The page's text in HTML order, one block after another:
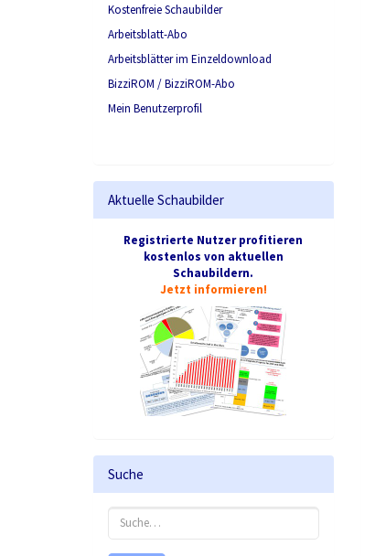
Kostenfreie Schaubilder
Arbeitsblatt-Abo
Arbeitsblätter im Einzeldownload
BizziROM / BizziROM-Abo
Mein Benutzerprofil
Aktuelle Schaubilder
Registrierte Nutzer profitieren
kostenlos von aktuellen
Schaubildern.
Jetzt informieren!
Suche